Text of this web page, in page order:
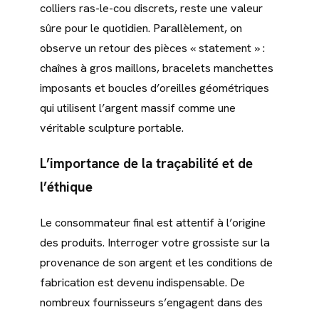
colliers ras-le-cou discrets, reste une valeur
sûre pour le quotidien. Parallèlement, on
observe un retour des pièces « statement » :
chaînes à gros maillons, bracelets manchettes
imposants et boucles d’oreilles géométriques
qui utilisent l’argent massif comme une
véritable sculpture portable.
L’importance de la traçabilité et de
l’éthique
Le consommateur final est attentif à l’origine
des produits. Interroger votre grossiste sur la
provenance de son argent et les conditions de
fabrication est devenu indispensable. De
nombreux fournisseurs s’engagent dans des